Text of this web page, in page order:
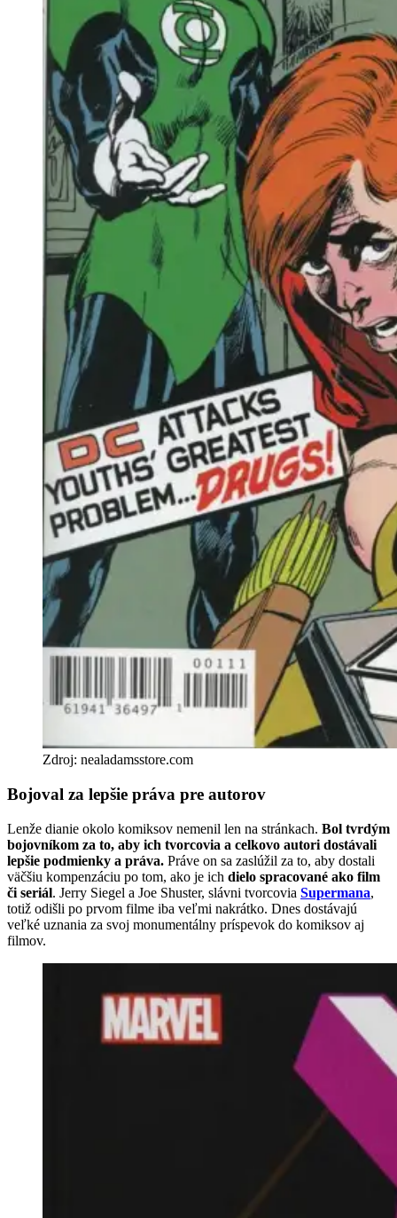
Zdroj: nealadamsstore.com
Bojoval za lepšie práva pre autorov
Lenže dianie okolo komiksov nemenil len na stránkach. Bol tvrdým
bojovníkom za to, aby ich tvorcovia a celkovo autori dostávali
lepšie podmienky a práva. Práve on sa zaslúžil za to, aby dostali
väčšiu kompenzáciu po tom, ako je ich dielo spracované ako film
či seriál. Jerry Siegel a Joe Shuster, slávni tvorcovia Supermana,
totiž odišli po prvom filme iba veľmi nakrátko. Dnes dostávajú
veľké uznania za svoj monumentálny príspevok do komiksov aj
filmov.